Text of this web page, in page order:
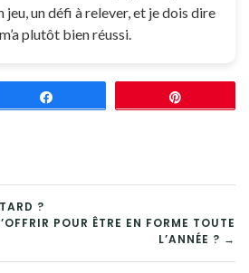
jeu, un défi à relever, et je dois dire
plutôt bien réussi.
?
POUR ÊTRE EN FORME TOUTE
L’ANNÉE ? →